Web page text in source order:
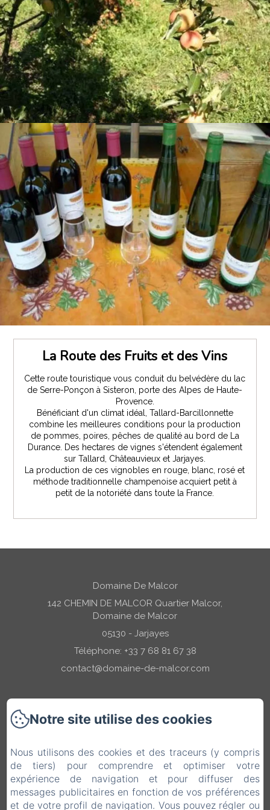
La Route des Fruits et des Vins
Cette route touristique vous conduit du belvédère du lac
de Serre-Ponçon à Sisteron, porte des Alpes de Haute-
Provence.
Bénéficiant d'un climat idéal, Tallard-Barcillonnette
combine les meilleures conditions pour la production
de pommes, poires, pêches de qualité au bord de La
Durance. Des hectares de vignes s'étendent également
sur Tallard, Châteauvieux et Jarjayes.
La production de ces vignobles en rouge, blanc, rosé et
méthode traditionnelle champenoise acquiert petit à
petit de la notoriété dans toute la France.
Domaine De Malcor
142 CHEMIN DE MALCOR Quartier Malcor,
Domaine de Malcor
05130 - Jarjayes
Téléphone: +33 7 68 81 67 38
contact@domaine-de-malcor.com
Accueil
Nos Gîtes
Tarifs & Dispos
Notre site utilise des cookies
Nous utilisons des cookies et des traceurs (y compris
de tiers) pour comprendre et optimiser votre
expérience de navigation et pour diffuser des
messages publicitaires en fonction de vos préférences
et de votre profil de navigation. Vous pouvez régler ou